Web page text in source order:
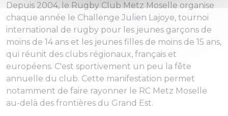
Depuis 2004, le Rugby Club Metz Moselle organise
chaque année le Challenge Julien Lajoye, tournoi
international de rugby pour les jeunes garçons de
moins de 14 ans et les jeunes filles de moins de 15 ans,
qui réunit des clubs régionaux, français et
européens. C'est sportivement un peu la fête
annuelle du club. Cette manifestation permet
notamment de faire rayonner le RC Metz Moselle
au-delà des frontières du Grand Est.